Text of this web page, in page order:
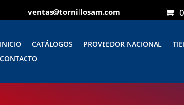
ventas@tornillosam.com
INICIO CATÁLOGOS PROVEEDOR NACIONAL
CONTACTO